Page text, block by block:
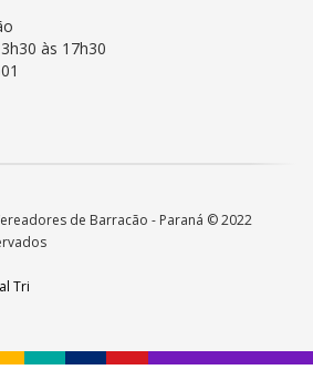
às 17h30
de Barracão - Paraná © 2022
Tri